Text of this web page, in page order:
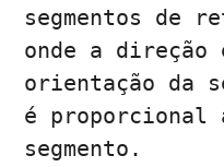
segmentos de
onde a
orientação da
é proporcional
segmento.